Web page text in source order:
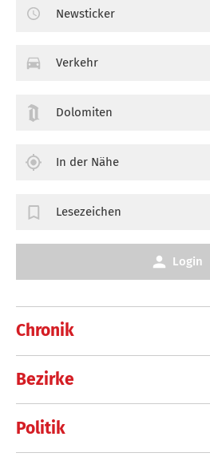
Chronik
Bezirke
Politik
Newsticker
Verkehr
Dolomiten
In der Nähe
Lesezeichen
Login